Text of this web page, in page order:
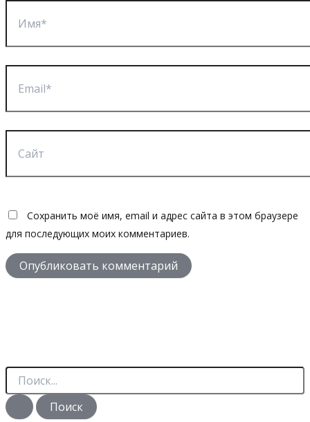
Сохранить моё имя, email и адрес сайта в этом браузере
для последующих моих комментариев.
П
и
с